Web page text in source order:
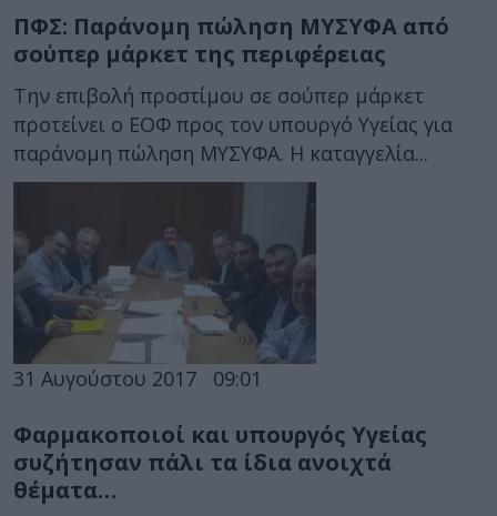
ΠΦΣ: Παράνομη πώληση ΜΥΣΥΦΑ από
σούπερ μάρκετ της περιφέρειας
Την επιβολή προστίμου σε σούπερ μάρκετ
προτείνει ο ΕΟΦ προς τον υπουργό Υγείας για
παράνομη πώληση ΜΥΣΥΦΑ. Η καταγγελία...
31 Αυγούστου 2017 09:01
Φαρμακοποιοί και υπουργός Υγείας
συζήτησαν πάλι τα ίδια ανοιχτά
θέματα…